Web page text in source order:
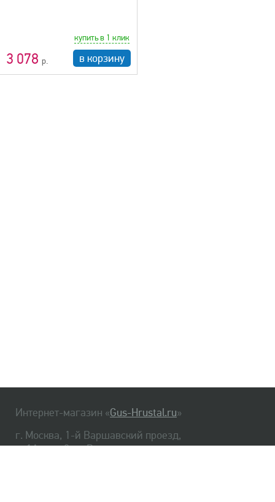
3 078
купить в 1 клик
в корзину
Интернет-магазин «Gus-Hrustal.ru»
г. Москва, 1-й Варшавский проезд,
д. 1А, стр. 3, м. Варшавская